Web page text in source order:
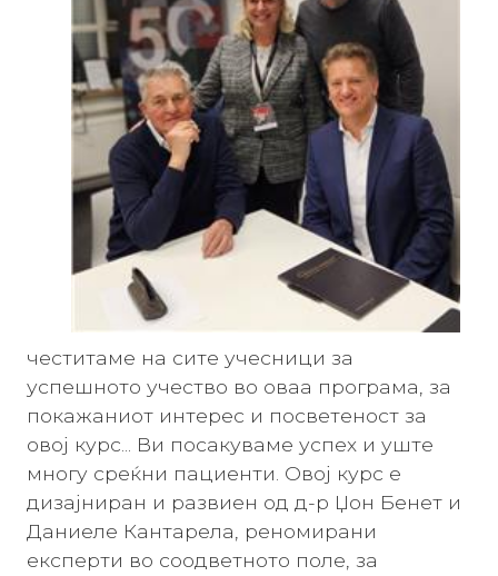
честитаме на сите учесници за
успешното учество во оваа програма, за
покажаниот интерес и посветеност за
овој курс... Ви посакуваме успех и уште
многу среќни пациенти. Овој курс е
дизајниран и развиен од д-р Џон Бенет и
Даниеле Кантарела, реномирани
експерти во соодветното поле, за